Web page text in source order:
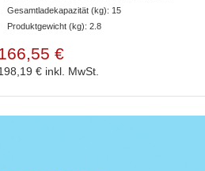
Gesamtladekapazität (kg): 15
Produktgewicht (kg): 2.8
166,55 €
€ inkl. MwSt.